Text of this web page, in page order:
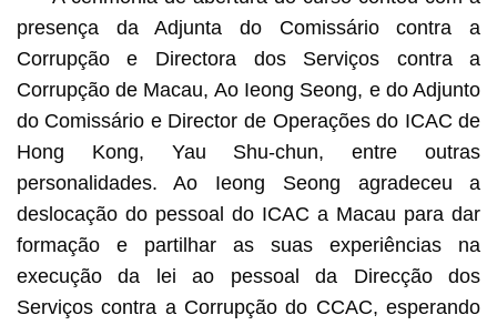
presença da Adjunta do Comissário contra a
Corrupção e Directora dos Serviços contra a
Corrupção de Macau, Ao Ieong Seong, e do Adjunto
do Comissário e Director de Operações do ICAC de
Hong Kong, Yau Shu-chun, entre outras
personalidades. Ao Ieong Seong agradeceu a
deslocação do pessoal do ICAC a Macau para dar
formação e partilhar as suas experiências na
execução da lei ao pessoal da Direcção dos
Serviços contra a Corrupção do CCAC, esperando